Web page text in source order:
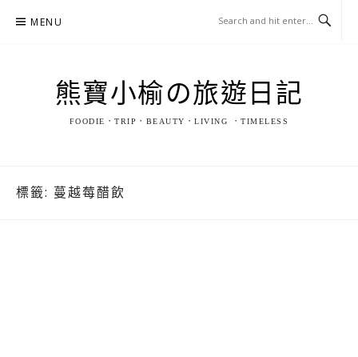
MENU
熊寶小榆の旅遊日記
FOODIE．TRIP．BEAUTY．LIVING ．TIMELESS
標籤: 蔓越莓醋飲